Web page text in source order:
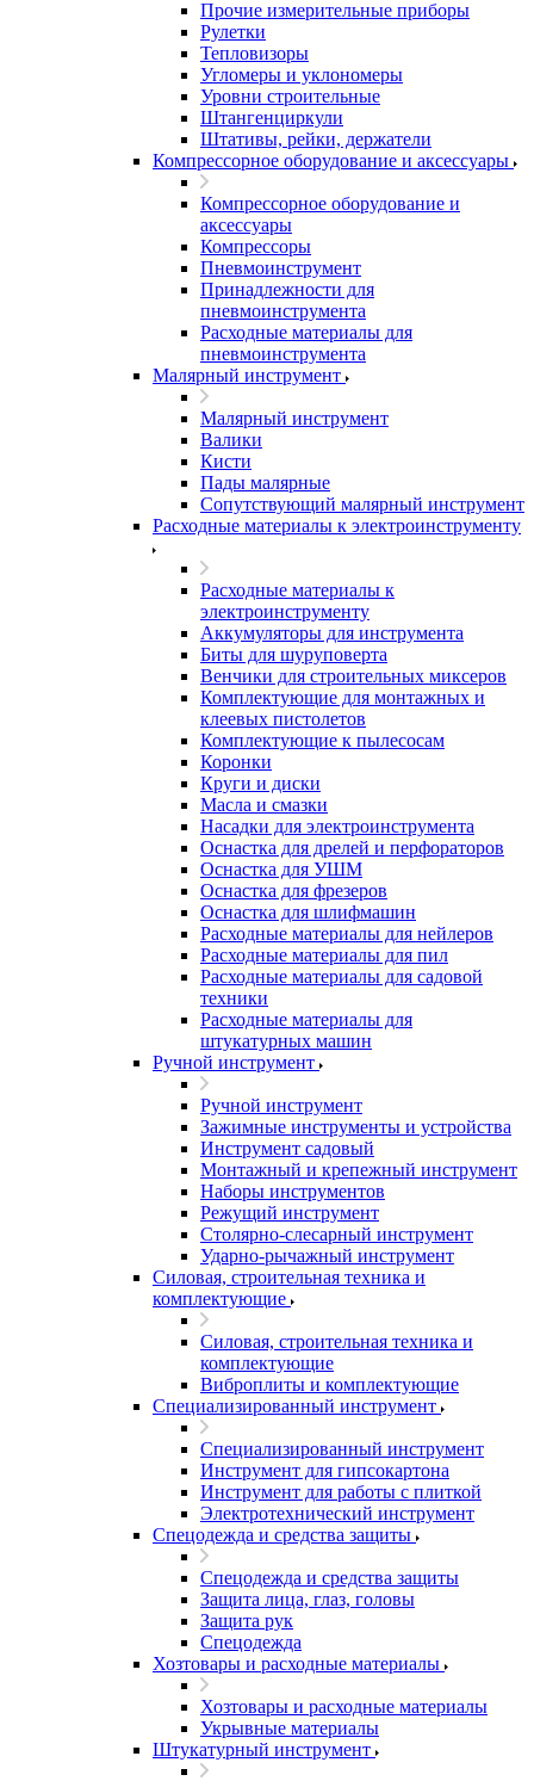
Прочие измерительные приборы
Рулетки
Тепловизоры
Угломеры и уклономеры
Уровни строительные
Штангенциркули
Штативы, рейки, держатели
Компрессорное оборудование и аксессуары
Компрессорное оборудование и
аксессуары
Компрессоры
Пневмоинструмент
Принадлежности для
пневмоинструмента
Расходные материалы для
пневмоинструмента
Малярный инструмент
Малярный инструмент
Валики
Кисти
Пады малярные
Сопутствующий малярный инструмент
Расходные материалы к электроинструменту
Расходные материалы к
электроинструменту
Аккумуляторы для инструмента
Биты для шуруповерта
Венчики для строительных миксеров
Комплектующие для монтажных и
клеевых пистолетов
Комплектующие к пылесосам
Коронки
Круги и диски
Масла и смазки
Насадки для электроинструмента
Оснастка для дрелей и перфораторов
Оснастка для УШМ
Оснастка для фрезеров
Оснастка для шлифмашин
Расходные материалы для нейлеров
Расходные материалы для пил
Расходные материалы для садовой
техники
Расходные материалы для
штукатурных машин
Ручной инструмент
Ручной инструмент
Зажимные инструменты и устройства
Инструмент садовый
Монтажный и крепежный инструмент
Наборы инструментов
Режущий инструмент
Столярно-слесарный инструмент
Ударно-рычажный инструмент
Силовая, строительная техника и
комплектующие
Силовая, строительная техника и
комплектующие
Виброплиты и комплектующие
Специализированный инструмент
Специализированный инструмент
Инструмент для гипсокартона
Инструмент для работы с плиткой
Электротехнический инструмент
Спецодежда и средства защиты
Спецодежда и средства защиты
Защита лица, глаз, головы
Защита рук
Спецодежда
Хозтовары и расходные материалы
Хозтовары и расходные материалы
Укрывные материалы
Штукатурный инструмент